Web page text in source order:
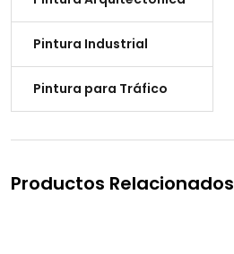
Pintura Industrial
Pintura para Tráfico
Productos Relacionados